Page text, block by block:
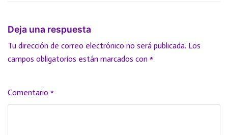
Deja una respuesta
Tu dirección de correo electrónico no será publicada. Los
campos obligatorios están marcados con *
Comentario *